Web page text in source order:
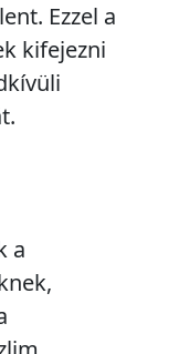
Ezzel a
kifejezni
a